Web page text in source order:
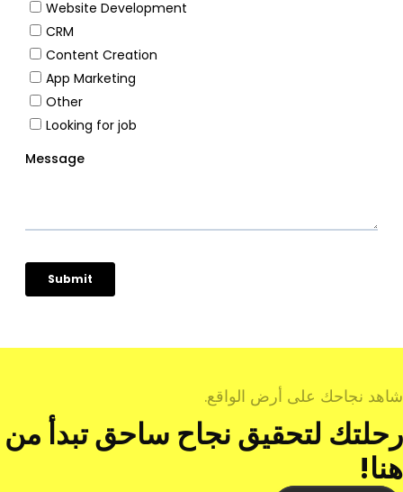
شاهد نجاحك على أرض الواقع.
رحلتك لتحقيق نجاح ساحق تبدأ من
هنا!